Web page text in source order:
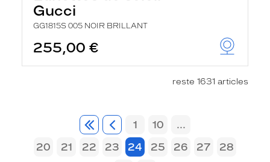
Gucci
GG1815S 005 NOIR BRILLANT
255,00 €
reste 1631 articles
1 10
...
20
21 22 23 24 25 26 27
28